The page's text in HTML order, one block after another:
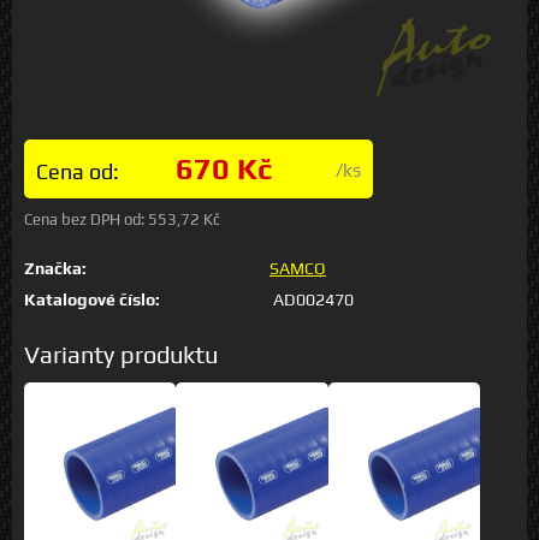
Cena od: 670 Kč /ks
Cena bez DPH od: 553,72 Kč
Značka:
SAMCO
Katalogové číslo:
AD002470
Varianty produktu